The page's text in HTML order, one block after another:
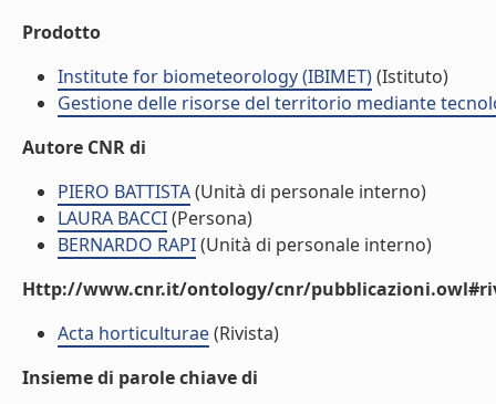
Prodotto
Institute for biometeorology (IBIMET)(Istituto)
Gestione delle risorse del territorio mediante
Autore CNR di
PIERO BATTISTA(Unità di personale interno)
LAURA BACCI(Persona)
BERNARDO RAPI(Unità di personale interno)
Http://www.cnr.it/ontology/cnr/
Acta horticulturae(Rivista)
Insieme di parole chiave di